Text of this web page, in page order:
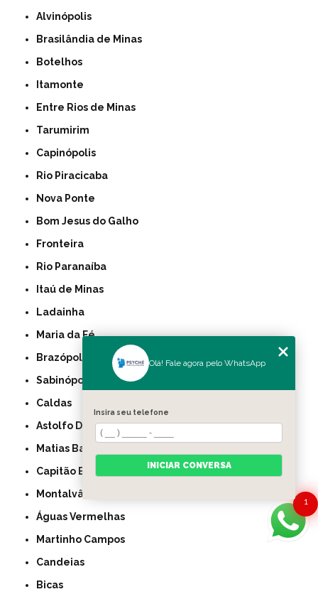
Alvinópolis
Brasilândia de Minas
Botelhos
Itamonte
Entre Rios de Minas
Tarumirim
Capinópolis
Rio Piracicaba
Nova Ponte
Bom Jesus do Galho
Fronteira
Rio Paranaíba
Itaú de Minas
Ladainha
Maria da Fé
Brazópolis
Sabinópolis
Caldas
Astolfo Dutra
Matias Barbosa
Capitão Enéas
Montalvânia
Águas Vermelhas
Martinho Campos
Candeias
Bicas
1
Olá! Fale agora pelo WhatsApp
Insira seu telefone
INICIAR CONVERSA